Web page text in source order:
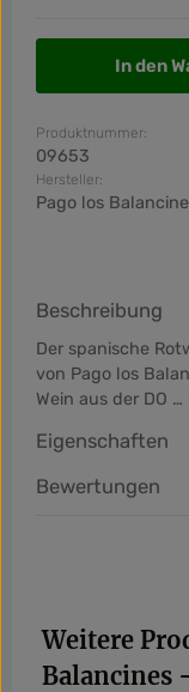
In den
Produktnummer:
09653
Hersteller:
Pago los
Beschreibung
Der spanische
von Pago los
Wein aus der DO …
Eigenschaften
Bewertungen
Produktgalerie
Weitere
Balancines